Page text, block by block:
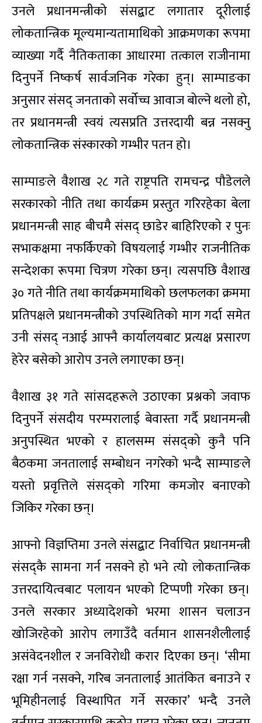
उनले प्रधानमन्त्रीको संसद्बाट लगातार दूरीलाई
लोकतान्त्रिक मूल्यमान्यतामाथिको आक्रमणका रूपमा
व्याख्या गर्दै नैतिकताका आधारमा तत्काल राजीनामा
दिनुपर्ने निष्कर्ष सार्वजनिक गरेका हुन्। साम्पाङका
अनुसार संसद् जनताको सर्वोच्च आवाज बोल्ने थलो हो,
तर प्रधानमन्त्री स्वयं त्यसप्रति उत्तरदायी बन्न नसक्नु
लोकतान्त्रिक संस्कारको गम्भीर पतन हो।
साम्पाङले वैशाख २८ गते राष्ट्रपति रामचन्द्र पौडेलले
सरकारको नीति तथा कार्यक्रम प्रस्तुत गरिरहेका बेला
प्रधानमन्त्री साह बीचमै संसद् छाडेर बाहिरिएको र पुनः
सभाकक्षमा नफर्किएको विषयलाई गम्भीर राजनीतिक
सन्देशका रूपमा चित्रण गरेका छन्। त्यसपछि वैशाख
३० गते नीति तथा कार्यक्रममाथिको छलफलका क्रममा
प्रतिपक्षले प्रधानमन्त्रीको उपस्थितिको माग गर्दा समेत
उनी संसद् नआई आफ्नै कार्यालयबाट प्रत्यक्ष प्रसारण
हेरेर बसेको आरोप उनले लगाएका छन्।
वैशाख ३१ गते सांसदहरूले उठाएका प्रश्नको जवाफ
दिनुपर्ने संसदीय परम्परालाई बेवास्ता गर्दै प्रधानमन्त्री
अनुपस्थित भएको र हालसम्म संसद्को कुनै पनि
बैठकमा जनतालाई सम्बोधन नगरेको भन्दै साम्पाङले
यस्तो प्रवृत्तिले संसद्को गरिमा कमजोर बनाएको
जिकिर गरेका छन्।
आफ्नो विज्ञप्तिमा उनले संसद्बाट निर्वाचित प्रधानमन्त्री
संसद्कै सामना गर्न नसक्ने हो भने त्यो लोकतान्त्रिक
उत्तरदायित्वबाट पलायन भएको टिप्पणी गरेका छन्।
उनले सरकार अध्यादेशको भरमा शासन चलाउन
खोजिरहेको आरोप लगाउँदै वर्तमान शासनशैलीलाई
असंवेदनशील र जनविरोधी करार दिएका छन्। ‘सीमा
रक्षा गर्न नसक्ने, गरिब जनतालाई आतंकित बनाउने र
भूमिहीनलाई विस्थापित गर्ने सरकार’ भन्दै उनले